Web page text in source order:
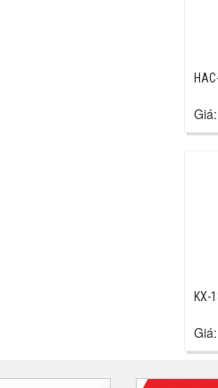
Giá:
Giá: